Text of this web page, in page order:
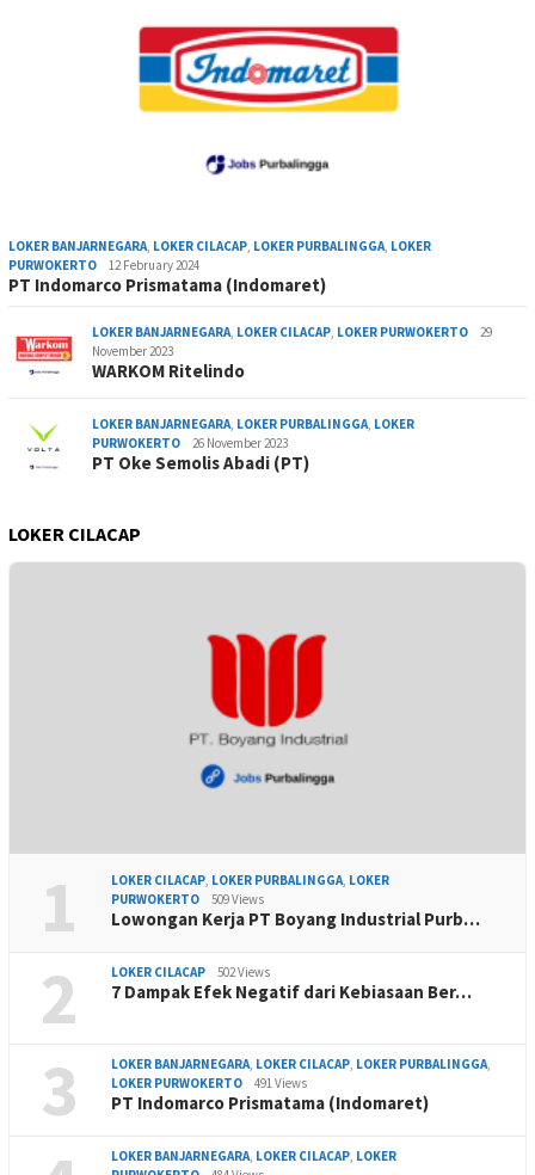
LOKER BANJARNEGARA LOKER CILACAP LOKER PURBALINGGA LOKER
PURWOKERTO
12 February 2024
PT Indomarco Prismatama (Indomaret)
LOKER BANJARNEGARA LOKER CILACAP LOKER PURWOKERTO
29
November 2023
WARKOM Ritelindo
LOKER BANJARNEGARA LOKER PURBALINGGA LOKER
PURWOKERTO
26 November 2023
PT Oke Semolis Abadi (PT)
LOKER CILACAP
1 LOKER CILACAP, LOKER PURBALINGGA, LOKER
PURWOKERTO
509 Views
Lowongan Kerja PT Boyang Industrial Purb…
2 LOKER CILACAP 502 Views
7 Dampak Efek Negatif dari Kebiasaan Ber…
3 LOKER BANJARNEGARA, LOKER CILACAP, LOKER PURBALINGGA,
LOKER PURWOKERTO
491 Views
PT Indomarco Prismatama (Indomaret)
LOKER BANJARNEGARA, LOKER CILACAP, LOKER